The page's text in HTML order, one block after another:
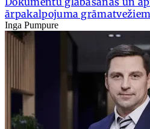
ārpakalpojuma grāmatvežiem
Inga Pumpure